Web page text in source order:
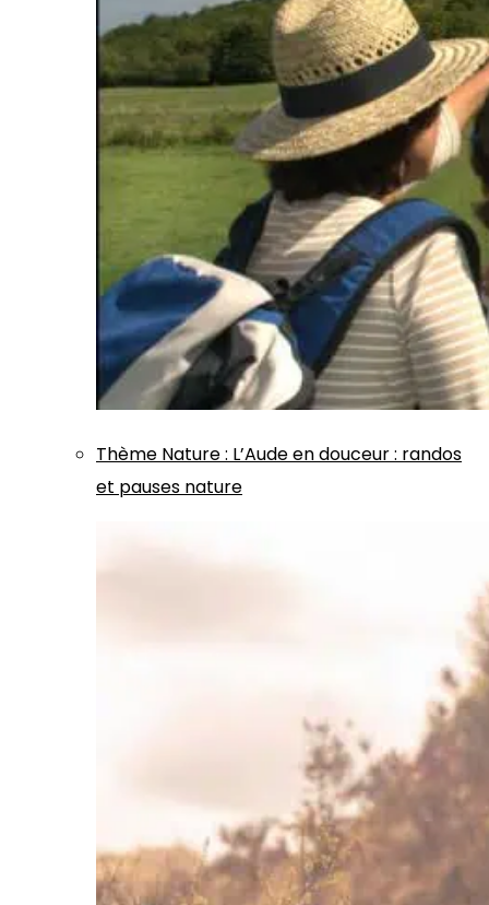
Thème Nature: L’Aude en douceur : randos
et pauses nature